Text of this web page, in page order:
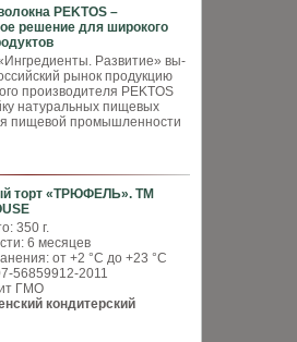
PEKTOS –
решение для широкого
Развитие» вы­
рынок продукцию
производителя PEKTOS
натуральных пищевых
пи­щевой промышленности
торт «ТРЮФЕЛЬ». ТМ
350 г.
6 месяцев
от +2 °С до +23 °С
56859912-2011
ГМО
кондитерский